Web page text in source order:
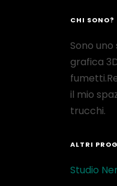
CHI SONO?
Sono
grafica
il mio
trucchi.
ALTRI
Studio